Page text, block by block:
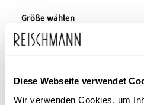
Diese Webseite verwendet
Wir verwenden Cookies, um
mit einem Klick auf „Vor Ort